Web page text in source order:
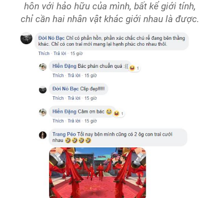
hôn với hảo hữu của mình, bất kể giới tính,
chỉ cần hai nhân vật khác giới nhau là được.